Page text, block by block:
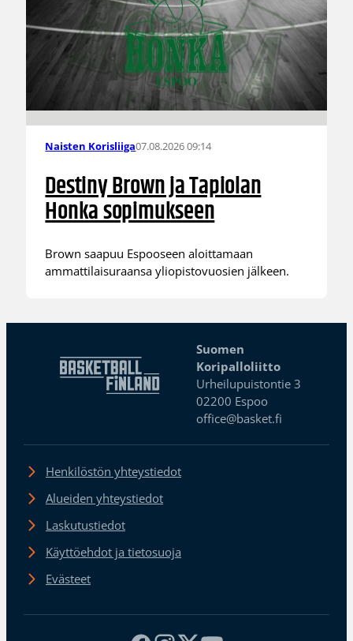
Naisten Korisliiga07.08.2026 09:14
Destiny Brown ja Tapiolan
Honka sopimukseen
Brown saapuu Espooseen aloittamaan
ammattilaisuraansa yliopistovuosien jälkeen.
Suomen
Koripalloliitto
Urheilupuistontie 3
02200 Espoo
office@basket.fi
Henkilöstön yhteystiedot
Alueiden yhteystiedot
Laskutustiedot
Käyttöehdot ja tietosuoja
Evästeet